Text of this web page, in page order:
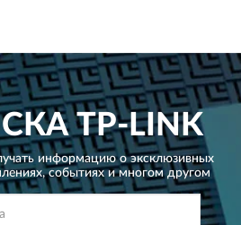
TP-LINK
информацию о эксклюзивных
событиях и многом другом